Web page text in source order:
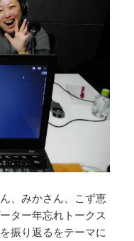
、みかさん、こず恵
ター年忘れトークス
振り返るをテーマに